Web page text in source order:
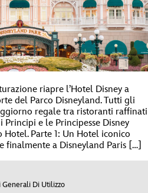
riapre l’Hotel Disney a
del Parco Disneyland. Tutti gli
regale tra ristoranti raffinati
e le Principesse Disney
Parte 1: Un Hotel iconico
a Disneyland Paris […]
Generali Di Utilizzo